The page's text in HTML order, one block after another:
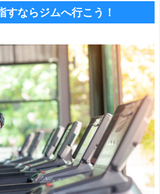
すならジムへ行こう！